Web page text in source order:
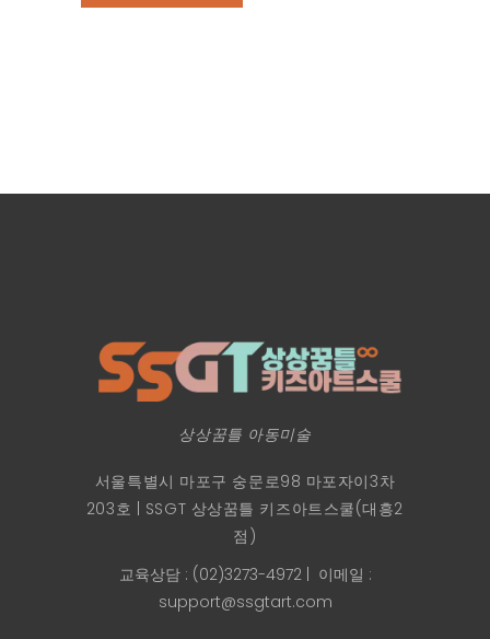
상상꿈틀 아동미술
서울특별시 마포구 숭문로98 마포자이3차
203호 | SSGT 상상꿈틀 키즈아트스쿨(대흥2
점)
교육상담 : (02)3273-4972| 이메일 :
support@ssgtart.com